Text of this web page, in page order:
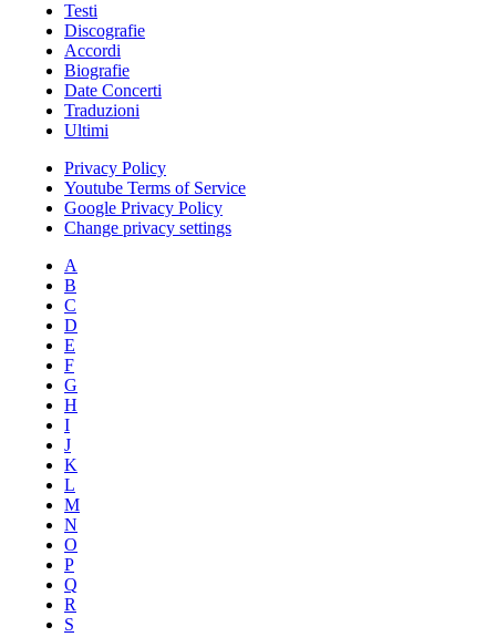
Testi
Discografie
Accordi
Biografie
Date Concerti
Traduzioni
Ultimi
Privacy Policy
Youtube Terms of Service
Google Privacy Policy
Change privacy settings
A
B
C
D
E
F
G
H
I
J
K
L
M
N
O
P
Q
R
S